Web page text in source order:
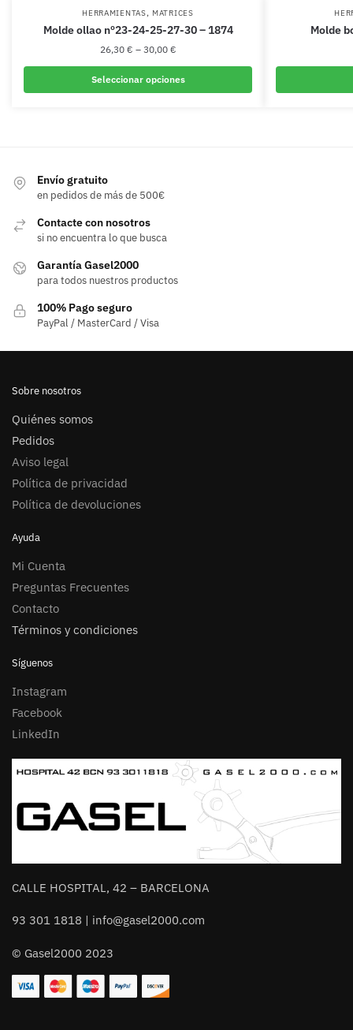
HERRAMIENTAS, MATRICES
Molde ollao nº23-24-25-27-30 – 1874
26,30 € – 30,00 €
Seleccionar opciones
Las
se
elegir
página
de
Molde
Envío gratuito
en pedidos de más de 500€
Contacte con nosotros
si no encuentra lo que busca
Garantía Gasel2000
para todos nuestros productos
100% Pago seguro
PayPal / MasterCard / Visa
Sobre nosotros
Quiénes somos
Pedidos
Aviso legal
Política de privacidad
Política de devoluciones
Ayuda
Mi Cuenta
Preguntas Frecuentes
Contacto
Términos y condiciones
Síguenos
Instagram
Facebook
LinkedIn
CALLE HOSPITAL, 42 – BARCELONA
93 301 1818 | info@gasel2000.com
© Gasel2000 2023